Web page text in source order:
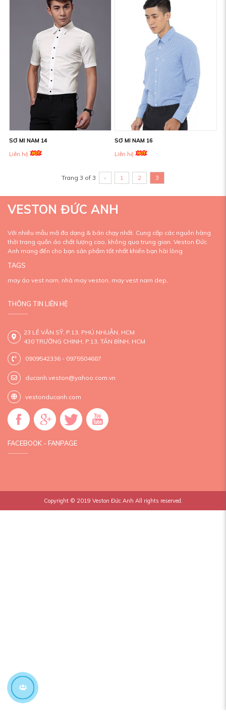
SƠ MI NAM 14
Liên hệ
SƠ MI NAM 16
Liên hệ
Trang 3 of 3 ‹ 1 2 3
VESTON ĐỨC ANH
Với nhiều mẫu mã đa dạng & bán chạy nhất. Cung cấp các nguồn hàng
thời trang quần áo chất lượng cao, không qua trung gian. Veston Đức
Anh mang đến cho bạn sản phẩm tốt nhất khiến bạn hài lòng
TAGS
may áo vest nam, nhà may veston, may vest nam dep,
THÔNG TIN LIÊN HỆ
23 LÊ VĂN SỸ, P.13, PHÚ NHUẬN, HCM
430 TRƯỜNG CHINH, P.13, TÂN BÌNH, HCM
0909542336 - 0975504687
ducanh.veston@yahoo.com.vn
vestonducanh.com
FACEBOOK - FANPAGE
Copyright © 2019 Veston Đức Anh All rights reserved.